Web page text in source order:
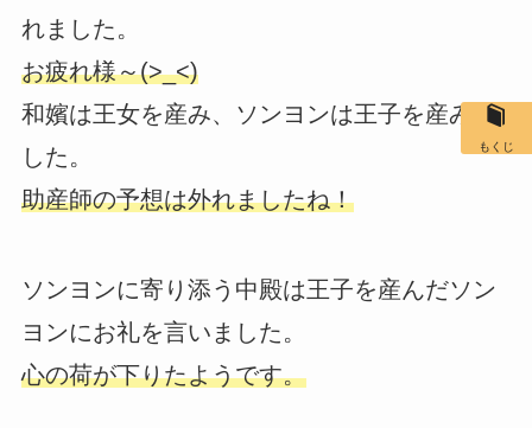
れました。
お疲れ様～(>_<)
和嬪は王女を産み、ソンヨンは王子を産みま
した。
助産師の予想は外れましたね！
ソンヨンに寄り添う中殿は王子を産んだソン
ヨンにお礼を言いました。
心の荷が下りたようです。
もくじ